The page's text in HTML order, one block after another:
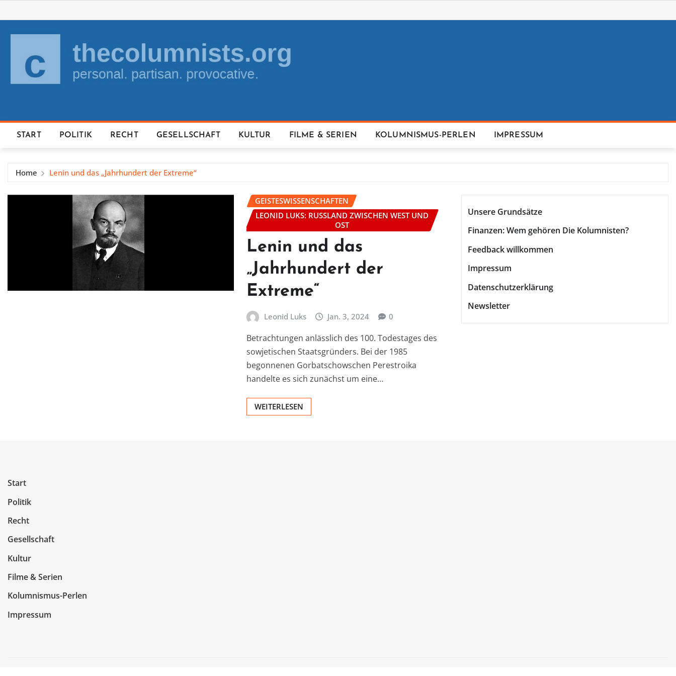
to
content
START POLITIK RECHT GESELLSCHAFT KULTUR FILME & SERIEN KOLUMNISMUS-PERLEN IMPRESSUM
Home Lenin und das „Jahrhundert der Extreme“
GEISTESWISSENSCHAFTEN
LEONID LUKS: RUSSLAND ZWISCHEN WEST UND
OST
Lenin und das
„Jahrhundert der
Extreme“
Leonid Luks Jan. 3, 2024 0
Betrachtungen anlässlich des 100. Todestages des
sowjetischen Staatsgründers. Bei der 1985
begonnenen Gorbatschowschen Perestroika
handelte es sich zunächst um eine…
WEITERLESEN
Unsere Grundsätze
Finanzen: Wem gehören Die Kolumnisten?
Feedback willkommen
Impressum
Datenschutzerklärung
Newsletter
Start
Politik
Recht
Gesellschaft
Kultur
Filme & Serien
Kolumnismus-Perlen
Impressum